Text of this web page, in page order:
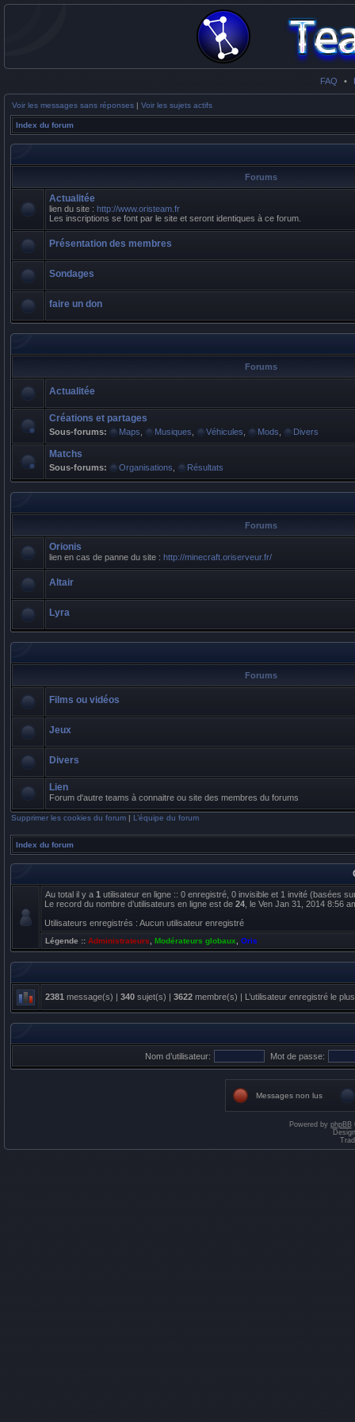
FAQ •
Voir les messages sans réponses | Voir les sujets actifs
Index du forum
Forums
Actualitée
lien du site : http://www.oristeam.fr
Les inscriptions se font par le site et seront identiques à ce forum.
Présentation des membres
Sondages
faire un don
Forums
Actualitée
Créations et partages
Sous-forums: Maps Musiques Véhicules Mods Divers
Matchs
Sous-forums: Organisations Résultats
Forums
Orionis
lien en cas de panne du site : http://minecraft.oriserveur.fr/
Altair
Lyra
Forums
Films ou vidéos
Jeux
Divers
Lien
Forum d'autre teams à connaitre ou site des membres du forums
Supprimer les cookies du forum | L’équipe du forum
Index du forum
Au total il y a 1 utilisateur en ligne :: 0 enregistré, 0 invisible et 1 invité (basées
Le record du nombre d’utilisateurs en ligne est de 24 , le Ven Jan 31, 2014 8:56
Utilisateurs enregistrés : Aucun utilisateur enregistré
Légende :: Administrateurs Modérateurs globaux Oris
2381 message(s) | 340 sujet(s) | 3622 membre(s) | L’utilisateur enregistré le
Nom d’utilisateur: Mot de passe:
Messages non lus
Powered by phpBB